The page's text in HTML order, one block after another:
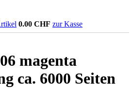
0.00 CHF zur Kasse
magenta
ca. 6000 Seiten